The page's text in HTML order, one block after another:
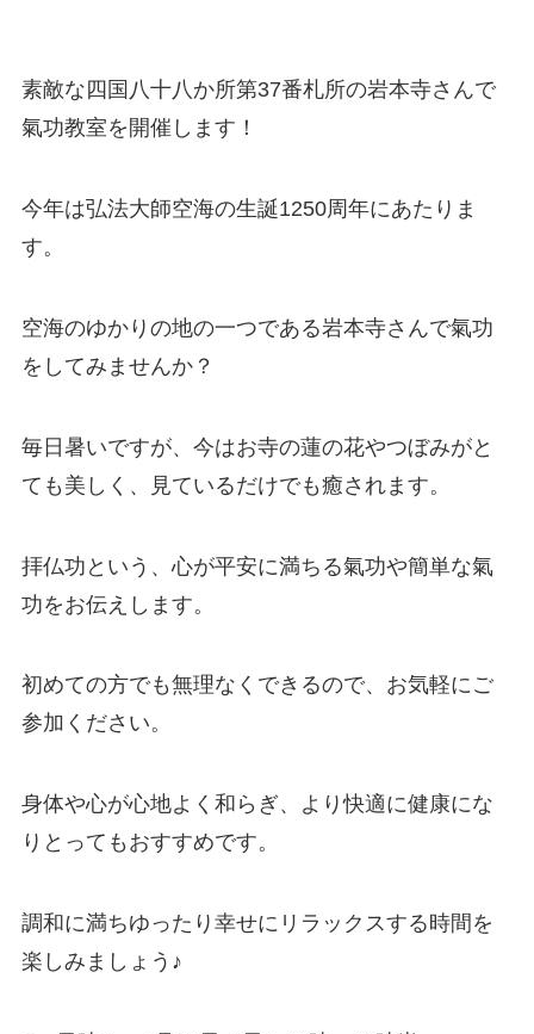
素敵な四国八十八か所第37番札所の岩本寺さんで
氣功教室を開催します！
今年は弘法大師空海の生誕1250周年にあたりま
す。
空海のゆかりの地の一つである岩本寺さんで氣功
をしてみませんか？
毎日暑いですが、今はお寺の蓮の花やつぼみがと
ても美しく、見ているだけでも癒されます。
拝仏功という、心が平安に満ちる氣功や簡単な氣
功をお伝えします。
初めての方でも無理なくできるので、お気軽にご
参加ください。
身体や心が心地よく和らぎ、より快適に健康にな
りとってもおすすめです。
調和に満ちゆったり幸せにリラックスする時間を
楽しみましょう♪